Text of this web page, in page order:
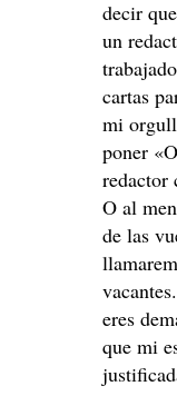
decir
un
cartas
mi
poner
redactor
O al
de las
eres
que mi